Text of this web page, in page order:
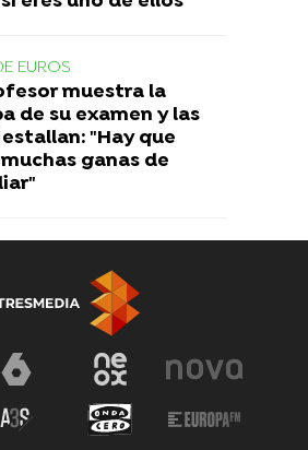
EUROS
muestra la
de su examen y las
"Hay que
ganas de